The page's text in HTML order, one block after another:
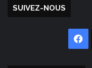
SUIVEZ-NOUS